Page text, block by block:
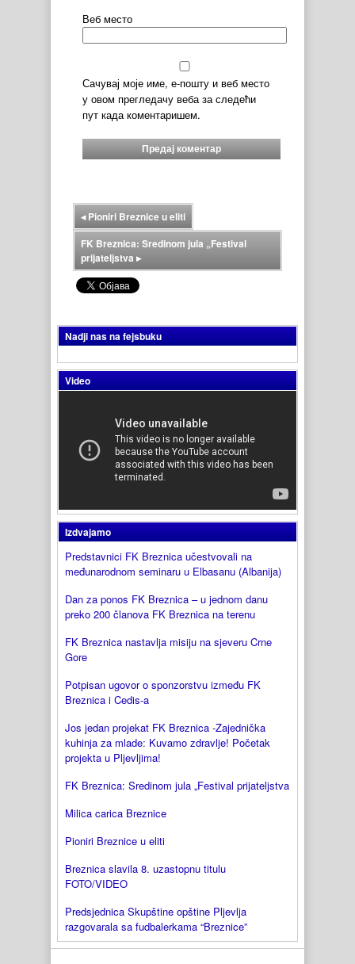
Веб место
Сачувај моје име, е-пошту и веб место
у овом прегледачу веба за следећи
пут када коментаришем.
◂Pioniri Breznice u eliti
FK Breznica: Sredinom jula „Festival
prijateljstva ▸
Nadji nas na fejsbuku
Video
Izdvajamo
Predstavnici FK Breznica učestvovali na
međunarodnom seminaru u Elbasanu (Albanija)
Dan za ponos FK Breznica – u jednom danu
preko 200 članova FK Breznica na terenu
FK Breznica nastavlja misiju na sjeveru Crne
Gore
Potpisan ugovor o sponzorstvu između FK
Breznica i Cedis-a
Jos jedan projekat FK Breznica -Zajednička
kuhinja za mlade: Kuvamo zdravlje! Početak
projekta u Pljevljima!
FK Breznica: Sredinom jula „Festival prijateljstva
Milica carica Breznice
Pioniri Breznice u eliti
Breznica slavila 8. uzastopnu titulu
FOTO/VIDEO
Predsjednica Skupštine opštine Pljevlja
razgovarala sa fudbalerkama “Breznice”